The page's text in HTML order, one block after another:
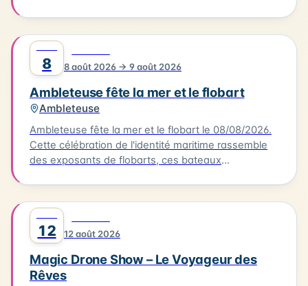
Tourisme. Il vous faudra parcourir environ 2km en 1
heure pour découvrir les secrets de cette fête
emblématique. Départ de l'Office de Tourisme, prêt
à découvrir les secrets de Hesdin !
8 8 août 2026 → 9 août 2026
Ambleteuse fête la mer et le flobart
Ambleteuse
Ambleteuse fête la mer et le flobart le 08/08/2026.
Cette célébration de l'identité maritime rassemble
des exposants de flobarts, ces bateaux
publics. Vous pourrez également déguster des plats
à base de produits de la mer, préparés par des
restaurateurs locaux. L'événement se déroule à
12 12 août 2026
Magic Drone Show – Le Voyageur des
Rêves